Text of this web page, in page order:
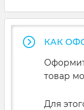
КАК
товар
Для